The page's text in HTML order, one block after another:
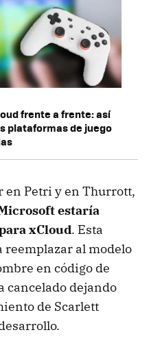
frente a frente: así
plataformas de juego
en Petri y en Thurrott,
estaría
xCloud. Esta
al modelo
en código de
cancelado dejando
de Scarlett